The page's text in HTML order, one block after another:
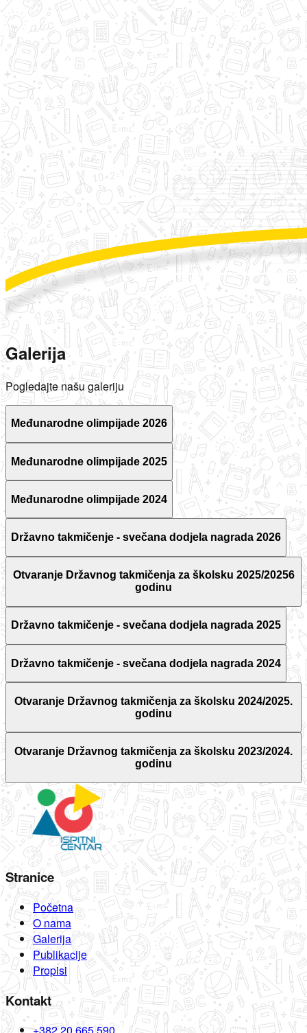
Galerija
Pogledajte našu galeriju
Međunarodne olimpijade 2026
Međunarodne olimpijade 2025
Međunarodne olimpijade 2024
Državno takmičenje - svečana dodjela nagrada 2026
Otvaranje Državnog takmičenja za školsku 2025/20256
godinu
Državno takmičenje - svečana dodjela nagrada 2025
Državno takmičenje - svečana dodjela nagrada 2024
Otvaranje Državnog takmičenja za školsku 2024/2025.
godinu
Otvaranje Državnog takmičenja za školsku 2023/2024.
godinu
Stranice
Početna
O nama
Galerija
Publikacije
Propisi
Kontakt